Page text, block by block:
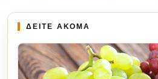
ΔΕΙΤΕ ΑΚΟΜΑ